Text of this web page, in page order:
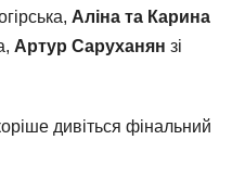
Аліна та Карина
Артур Саруханян зі
дивіться фінальний